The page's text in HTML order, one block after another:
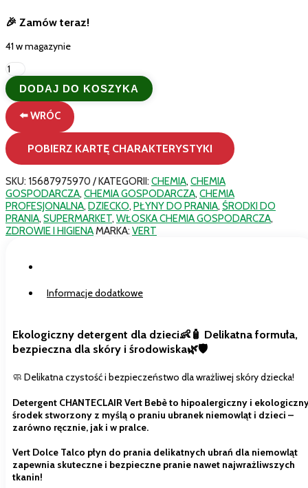
🎉 Zamów teraz!
41 w magazynie
ilość
Vert
Dolce
Talco
płyn
do
prania
ubrań
dla
niemowląt
750ml
Ekologiczny
detergent
dla
DODAJ DO KOSZYKA
⬅️ WRÓC
POBIERZ KARTĘ CHARAKTERYSTYKI
SKU: 15687975970 KATEGORII: CHEMIA, CHEMIA
GOSPODARCZA, CHEMIA GOSPODARCZA, CHEMIA
PROFESJONALNA, DZIECKO, PŁYNY DO PRANIA, ŚRODKI DO
PRANIA, SUPERMARKET, WŁOSKA CHEMIA GOSPODARCZA,
ZDROWIE I HIGIENAMARKA:VERT
Informacje dodatkowe
Ekologiczny detergent dla dzieci👶🧴 Delikatna formuła,
bezpieczna dla skóry i środowiska🌿🛡️
🧼 Delikatna czystość i bezpieczeństwo dla wrażliwej skóry dziecka!
Detergent CHANTECLAIR Vert Bebè to hipoalergiczny i
środek stworzony z myślą o praniu ubranek niemowląt i dzieci –
zarówno ręcznie, jak i w pralce.
Vert Dolce Talco płyn do prania delikatnych ubrań dla niemowląt
zapewnia skuteczne i bezpieczne pranie nawet najwrażliwszych
tkanin!